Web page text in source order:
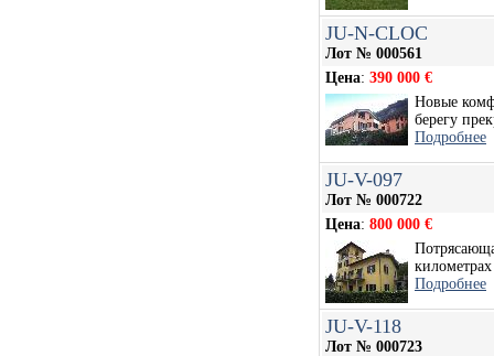
JU-N-CLOC
Лот № 000561
Цена: 390 000 €
Новые
берегу
Подробнее
JU-V-097
Лот № 000722
Цена: 800 000 €
Подробнее
JU-V-118
Лот № 000723